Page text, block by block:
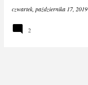
czwartek, października 17, 2019
2